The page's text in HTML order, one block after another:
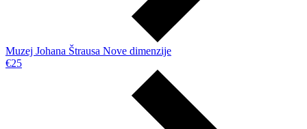
Muzej Johana Štrausa Nove dimenzije
€25